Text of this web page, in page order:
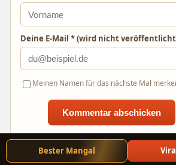
Deine E-Mail * (wird nicht
Meinen Namen für das nächste Mal
Bester Mangal